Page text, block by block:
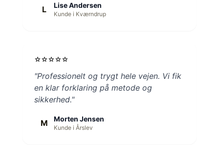
L Lise Andersen
Kunde i Kværndrup
starstarstarstarstar
"Professionelt og trygt hele vejen. Vi fik
en klar forklaring på metode og
sikkerhed."
M Morten Jensen
Kunde i Årslev